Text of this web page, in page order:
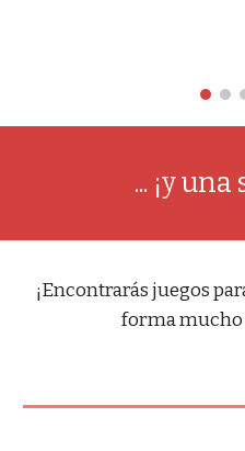
... ¡y
¡Encontrarás juegos
forma mucho